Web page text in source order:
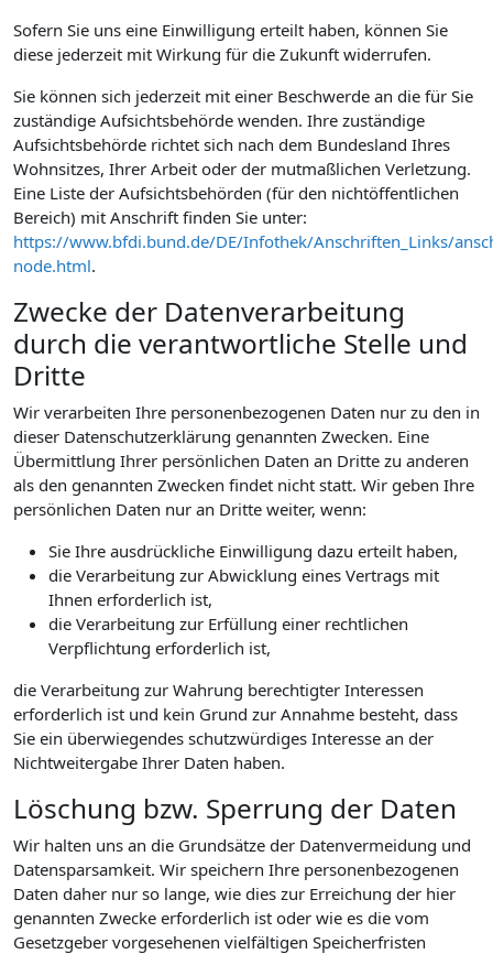
Sofern Sie uns eine Einwilligung erteilt haben, können Sie
diese jederzeit mit Wirkung für die Zukunft widerrufen.
Sie können sich jederzeit mit einer Beschwerde an die für Sie
zuständige Aufsichtsbehörde wenden. Ihre zuständige
Aufsichtsbehörde richtet sich nach dem Bundesland Ihres
Wohnsitzes, Ihrer Arbeit oder der mutmaßlichen Verletzung.
Eine Liste der Aufsichtsbehörden (für den nichtöffentlichen
Bereich) mit Anschrift finden Sie unter:
https://www.bfdi.bund.de/DE/Infothek/Anschriften_Links/
node.html.
Zwecke der Datenverarbeitung
durch die verantwortliche Stelle und
Dritte
Wir verarbeiten Ihre personenbezogenen Daten nur zu den in
dieser Datenschutzerklärung genannten Zwecken. Eine
Übermittlung Ihrer persönlichen Daten an Dritte zu anderen
als den genannten Zwecken findet nicht statt. Wir geben Ihre
persönlichen Daten nur an Dritte weiter, wenn:
Sie Ihre ausdrückliche Einwilligung dazu erteilt haben,
die Verarbeitung zur Abwicklung eines Vertrags mit
Ihnen erforderlich ist,
die Verarbeitung zur Erfüllung einer rechtlichen
Verpflichtung erforderlich ist,
die Verarbeitung zur Wahrung berechtigter Interessen
erforderlich ist und kein Grund zur Annahme besteht, dass
Sie ein überwiegendes schutzwürdiges Interesse an der
Nichtweitergabe Ihrer Daten haben.
Löschung bzw. Sperrung der Daten
Wir halten uns an die Grundsätze der Datenvermeidung und
Datensparsamkeit. Wir speichern Ihre personenbezogenen
Daten daher nur so lange, wie dies zur Erreichung der hier
genannten Zwecke erforderlich ist oder wie es die vom
Gesetzgeber vorgesehenen vielfältigen Speicherfristen